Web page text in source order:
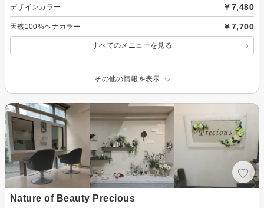
デザインカラー ￥7,480
天然100%ヘナカラー ￥7,700
すべてのメニューを見る
その他の情報を表示
Nature of Beauty Precious